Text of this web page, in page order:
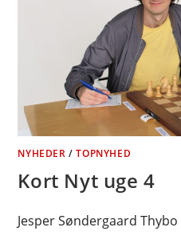
NYHEDER /TOPNYHED
Kort Nyt uge 4
Jesper Søndergaard